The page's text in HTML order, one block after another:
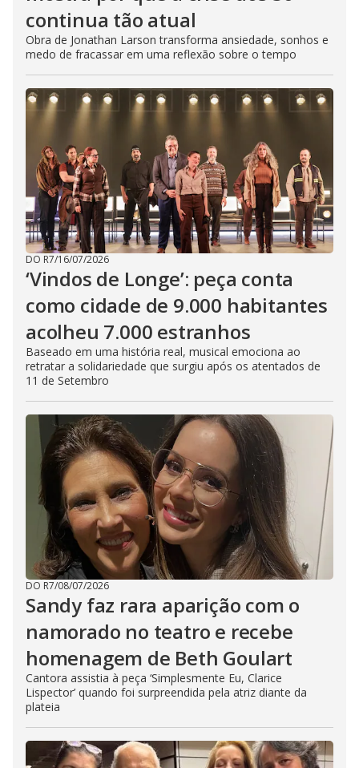
continua tão atual
Obra de Jonathan Larson transforma ansiedade, sonhos e
medo de fracassar em uma reflexão sobre o tempo
DO R7/16/07/2026
‘Vindos de Longe’: peça conta
como cidade de 9.000 habitantes
acolheu 7.000 estranhos
Baseado em uma história real, musical emociona ao
retratar a solidariedade que surgiu após os atentados de
11 de Setembro
DO R7/08/07/2026
Sandy faz rara aparição com o
namorado no teatro e recebe
homenagem de Beth Goulart
Cantora assistia à peça ‘Simplesmente Eu, Clarice
Lispector’ quando foi surpreendida pela atriz diante da
plateia